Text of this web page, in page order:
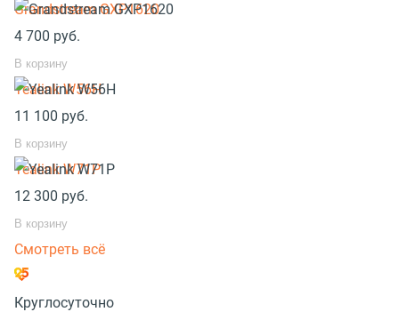
Grandstream GXP1620
4 700 руб.
В корзину
Yealink W56H
11 100 руб.
В корзину
Yealink W71P
12 300 руб.
В корзину
Смотреть всё
Круглосуточно